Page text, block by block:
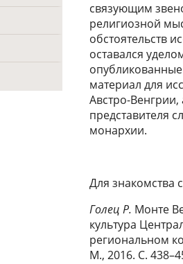
связующим
религиозной
обстоятельств
оставался
материал для
Австро-
представителя
монархии.
Для знакомства
Голец Р. Монте
культура
региональном
М., 2016. С.